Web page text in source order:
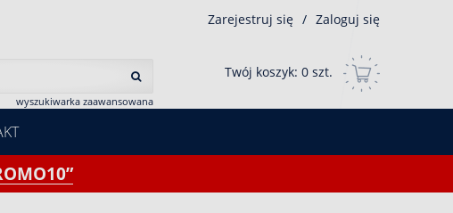
wyszukiwarka zaawansowana
Zarejestruj się / Zaloguj się
Twój koszyk: 0 szt.